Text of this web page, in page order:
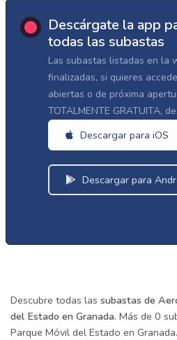
Descárgate la app
todas las subastas
Las subastas listadas en la
finalizadas, si quieres
abiertas o de próxima
TOTALMENTE GRATUITA,
Descargar para iOS
Descargar para
Descubre todas las subastas de
del Estado en Granada. Más de 0
Parque Móvil del Estado en